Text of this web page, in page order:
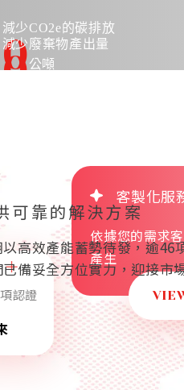
減少CO2e的碳排放
0公噸
減少廢棄物產出量
0
可靠的解決方案
以高效產能蓄勢待發，逾46
已備妥全方位實力，迎接市
項認證
客製化服
依據您的需求
產生